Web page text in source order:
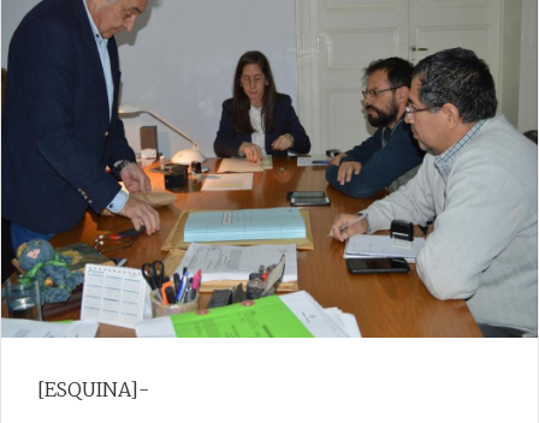
[ESQUINA]-